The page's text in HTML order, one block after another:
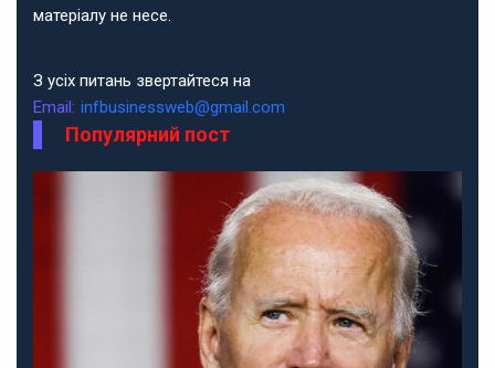
матеріалу не несе.
З усіх питань звертайтеся на
Email: infbusinessweb@gmail.com
Популярний пост